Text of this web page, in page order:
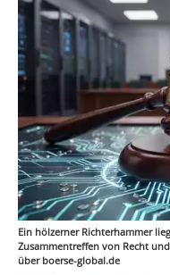
Ein hölzerner Richterhammer
Zusammentreffen von Recht
über boerse-global.de